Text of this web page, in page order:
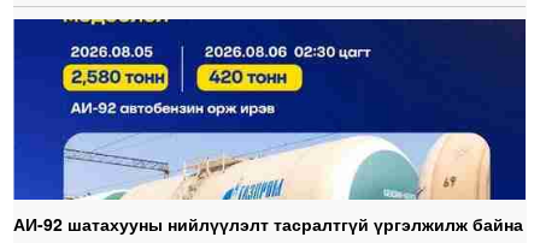
АИ-92 шатахууны нийлүүлэлт тасралтгүй үргэлжилж байна